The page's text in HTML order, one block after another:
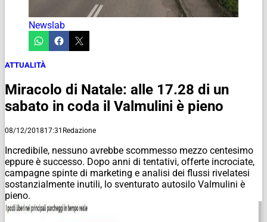
Newslab
ATTUALITÀ
Miracolo di Natale: alle 17.28 di un
sabato in coda il Valmulini è pieno
08/12/201817:31 Redazione
Incredibile, nessuno avrebbe scommesso mezzo centesimo
eppure è successo. Dopo anni di tentativi, offerte incrociate,
campagne spinte di marketing e analisi dei flussi rivelatesi
sostanzialmente inutili, lo sventurato autosilo Valmulini è
pieno.